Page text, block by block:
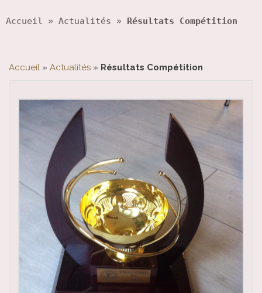
Accueil » Actualités » Résultats Compétition
Accueil » Actualités » Résultats Compétition